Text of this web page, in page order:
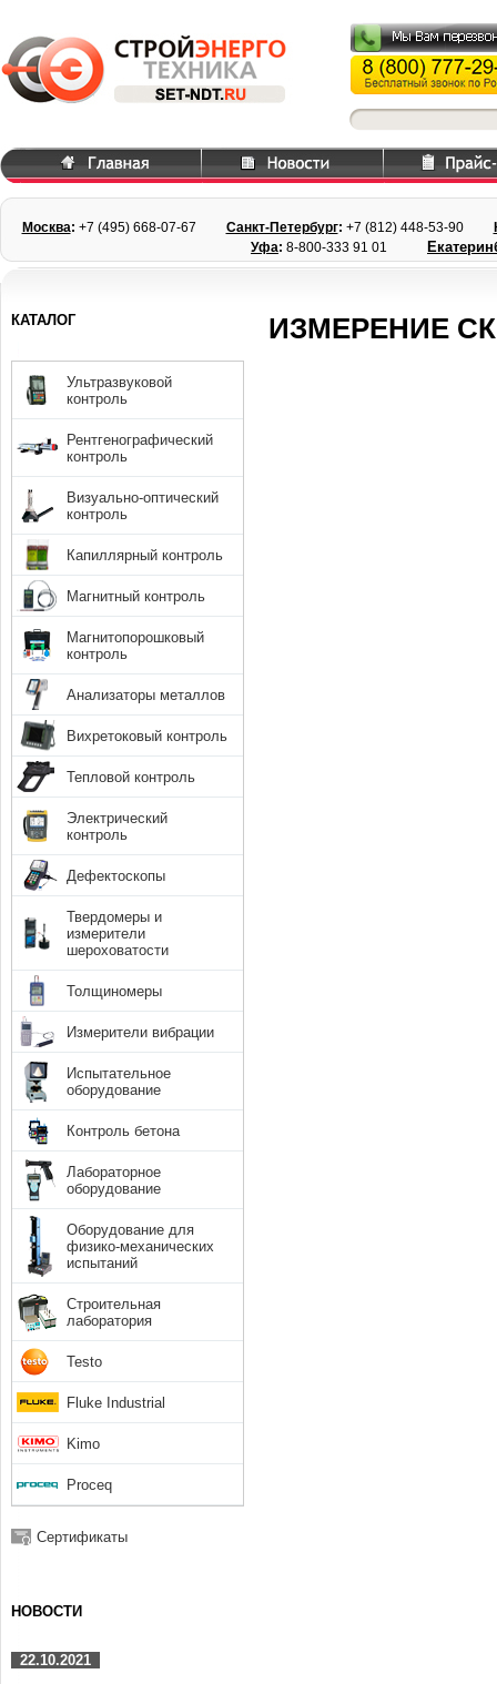
Москва: +7 (495) 668-07-67 Санкт-Петербург: +7 (812) 448-53-90
Уфа: 8-800-333 91 01
ИЗМЕРЕНИЕ
КАТАЛОГ
Ультразвуковой
контроль
Рентгенографический
контроль
Визуально-оптический
контроль
Капиллярный контроль
Магнитный контроль
Магнитопорошковый
контроль
Анализаторы металлов
Вихретоковый контроль
Тепловой контроль
Электрический
контроль
Дефектоскопы
Твердомеры и
измерители
шероховатости
Толщиномеры
Измерители вибрации
Испытательное
оборудование
Контроль бетона
Лабораторное
оборудование
Оборудование для
физико-механических
испытаний
Строительная
лаборатория
Testo
Fluke Industrial
Kimo
Proceq
Сертификаты
НОВОСТИ
22.10.2021